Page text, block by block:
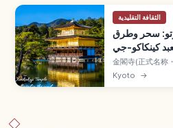
الثقافة التقليدية
سحر وطرق
كينكاكو-جي
金閣寺(正式名称
遺産で、金箔に
日本屈指の名所
Kyoto →